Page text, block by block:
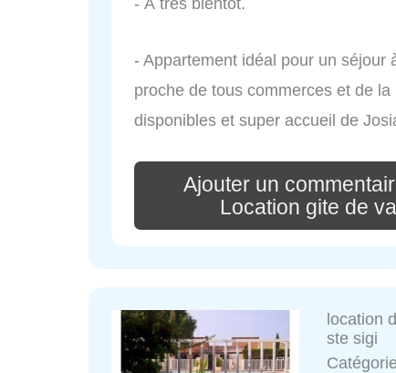
- Appartement idéal pour un séjour
proche de tous commerces et de
disponibles et super accueil de
Ajouter un
Location gite de
location
ste sigi